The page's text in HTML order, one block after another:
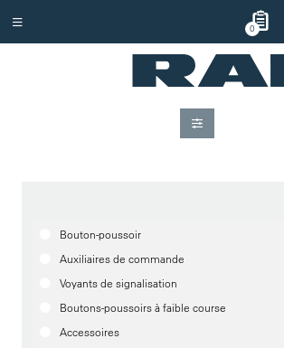
0
Bouton-poussoir
Auxiliaires de commande
Voyants de signalisation
Boutons-poussoirs à faible course
Accessoires